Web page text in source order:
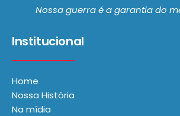
Nossa guerra é a garantia do
Institucional
Home
Nossa História
Na mídia